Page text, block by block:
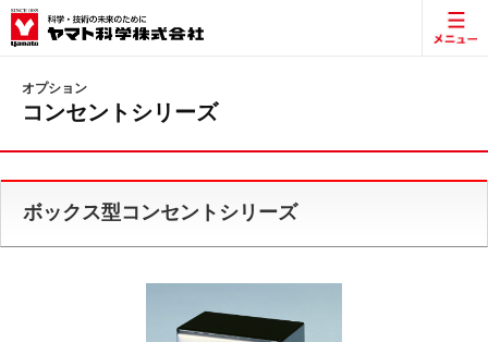
オプション
コンセントシリーズ
ボックス型コンセントシリーズ